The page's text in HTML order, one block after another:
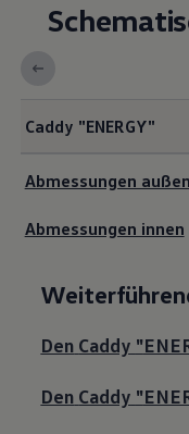
Caddy "ENERGY"
Abmessungen außen
Abmessungen innen
Den Caddy "
Den Caddy "